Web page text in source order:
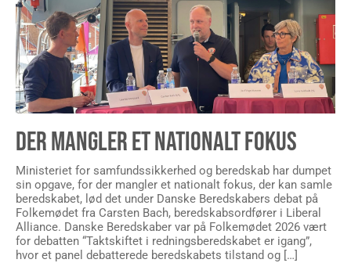
DER MANGLER ET NATIONALT FOKUS
Ministeriet for samfundssikkerhed og beredskab har dumpet
sin opgave, for der mangler et nationalt fokus, der kan samle
beredskabet, lød det under Danske Beredskabers debat på
Folkemødet fra Carsten Bach, beredskabsordfører i Liberal
Alliance. Danske Beredskaber var på Folkemødet 2026 vært
for debatten “Taktskiftet i redningsberedskabet er igang”,
hvor et panel debatterede beredskabets tilstand og […]